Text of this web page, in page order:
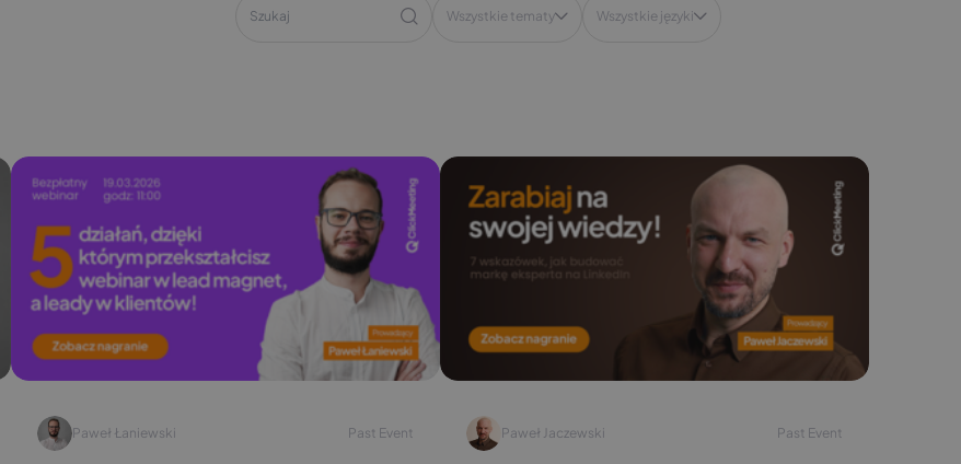
Wszystkie tematy Wszystkie języki
Paweł Łaniewski Past Event Paweł Jaczewski Past Event